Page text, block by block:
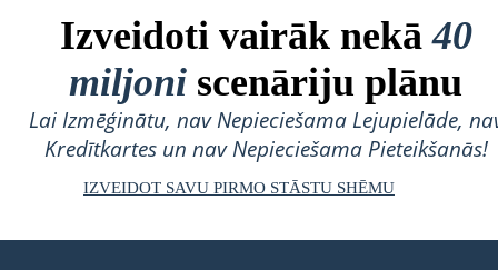
Izveidoti vairāk nekā40
miljoni scenāriju plānu
Lai Izmēģinātu, nav Nepieciešama Lejupielāde,
Kredītkartes un nav Nepieciešama Pieteikšanās!
IZVEIDOT SAVU PIRMO STĀSTU SHĒMU